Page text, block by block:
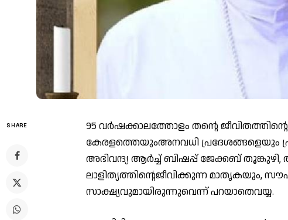
SHARE
95 വർഷക്കാലത്തോളം തന്റെ
കേരളത്തെയുംഅനവധി പ്രദേശങ്ങളെയും
അഭിവന്ദ്യ ആർച്ച് ബിഷപ്പ് ജേക്കബ്
ലാളിത്യത്തിന്റെജീവിക്കുന്ന മാതൃകയും,
സാക്ഷ്യവുമായിരുന്നുവെന്ന് പറയാതെവയ്യ.